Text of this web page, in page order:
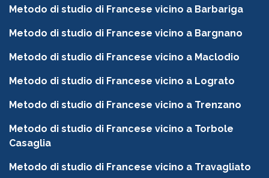
Metodo di studio di Francese vicino a Barbariga
Metodo di studio di Francese vicino a Bargnano
Metodo di studio di Francese vicino a Maclodio
Metodo di studio di Francese vicino a Lograto
Metodo di studio di Francese vicino a Trenzano
Metodo di studio di Francese vicino a Torbole
Casaglia
Metodo di studio di Francese vicino a Travagliato